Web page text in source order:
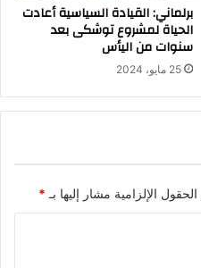
برلماني: القيادة السياسية أعادت
الحياة لمشروع توشكى بعد
سنوات من اليأس
25 مايو، 2024
الحقول الإلزامية مشار إليها بـ *